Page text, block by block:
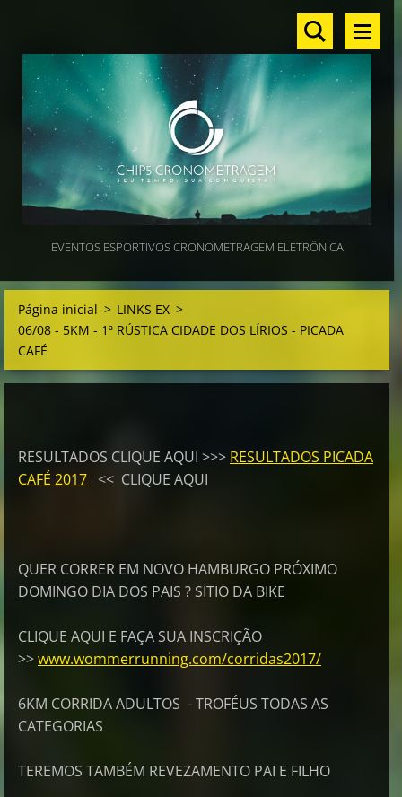
EVENTOS ESPORTIVOS CRONOMETRAGEM ELETRÔNICA
Página inicial > LINKS EX >
06/08 - 5KM - 1ª RÚSTICA CIDADE DOS LÍRIOS - PICADA
CAFÉ
RESULTADOS CLIQUE AQUI >>> RESULTADOS PICADA
CAFÉ 2017 << CLIQUE AQUI
QUER CORRER EM NOVO HAMBURGO PRÓXIMO
DOMINGO DIA DOS PAIS ? SITIO DA BIKE
CLIQUE AQUI E FAÇA SUA INSCRIÇÃO
>>www.wommerrunning.com/corridas2017/
6KM CORRIDA ADULTOS - TROFÉUS TODAS AS
CATEGORIAS
TEREMOS TAMBÉM REVEZAMENTO PAI E FILHO